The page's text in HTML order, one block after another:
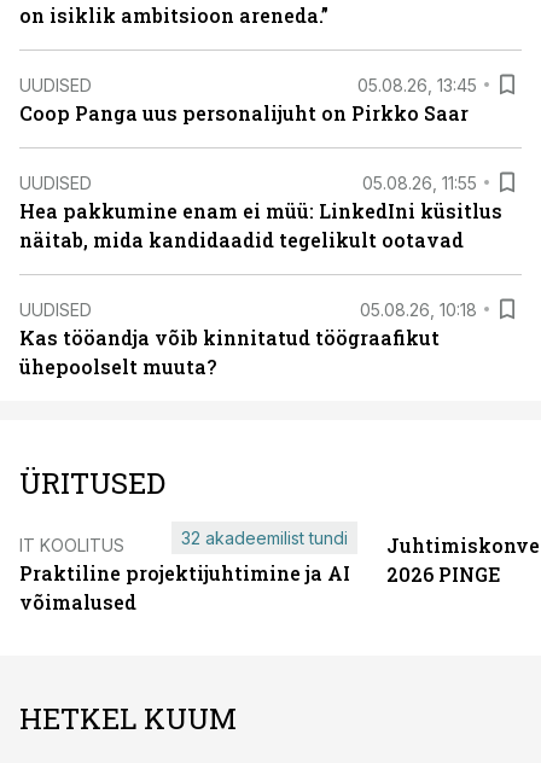
on isiklik ambitsioon areneda.”
UUDISED 05.08.26, 13:45
Coop Panga uus personalijuht on Pirkko Saar
UUDISED 05.08.26, 11:55
Hea pakkumine enam ei müü: LinkedIni küsitlus
näitab, mida kandidaadid tegelikult ootavad
UUDISED 05.08.26, 10:18
Kas tööandja võib kinnitatud töögraafikut
ühepoolselt muuta?
ÜRITUSED
IT KOOLITUS
Praktiline projektijuhtimine ja AI
võimalused
32 akadeemilist tundi
2026 PINGE
HETKEL KUUM